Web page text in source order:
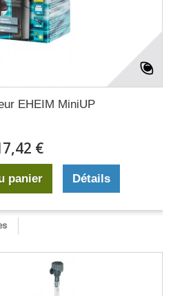
EHEIM MiniUP
€
panier Détails